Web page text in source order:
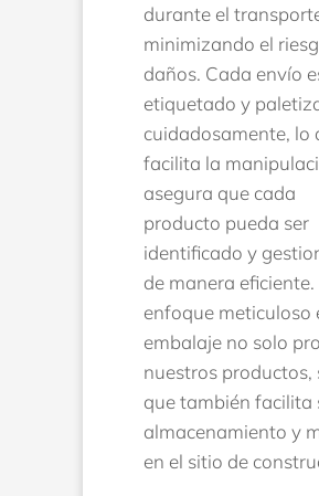
durante el
minimizando el
daños. Cada envío
etiquetado y
cuidadosamente, lo
facilita la
asegura que cada
producto pueda ser
identificado y
de manera eficiente.
enfoque meticuloso
embalaje no solo
nuestros productos,
que también facilita
almacenamiento y
en el sitio de